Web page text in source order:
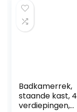
Badkamerrek,
staande kast, 4
verdiepingen,